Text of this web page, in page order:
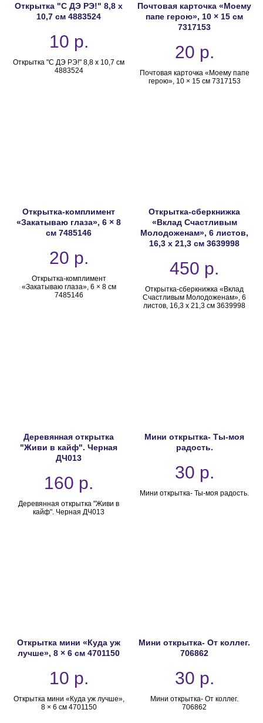
Открытка "С ДЭ РЭ!" 8,8 х
10,7 см 4883524
10 р.
Открытка "С ДЭ РЭ!" 8,8 х 10,7 см
4883524
Почтовая карточка «Моему
папе герою», 10 × 15 см
7317153
20 р.
Почтовая карточка «Моему папе
герою», 10 × 15 см 7317153
Открытка-комплимент
«Закатываю глаза», 6 × 8
см 7485146
20 р.
Открытка-комплимент
«Закатываю глаза», 6 × 8 см
7485146
Открытка-сберкнижка
«Вклад Счастливым
Молодоженам», 6 листов,
16,3 х 21,3 см 3639998
450 р.
Открытка-сберкнижка «Вклад
Счастливым Молодоженам», 6
листов, 16,3 х 21,3 см 3639998
Деревянная открытка
"Живи в кайф". Черная
ДЧ013
160 р.
Деревянная открытка "Живи в
кайф". Черная ДЧ013
Мини открытка- Ты-моя
радость.
30 р.
Мини открытка- Ты-моя радость.
Открытка мини «Куда уж
лучше», 8 × 6 см 4701150
10 р.
Открытка мини «Куда уж лучше»,
8 × 6 см 4701150
Мини открытка- От коллег.
706862
30 р.
Мини открытка- От коллег.
706862